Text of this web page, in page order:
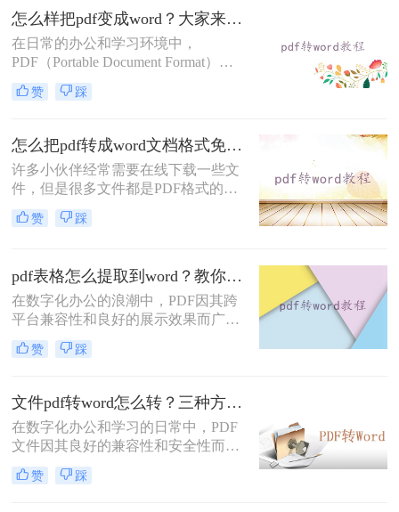
档则显得更为灵活和方便。那么PDF
怎么转Word呢？下面将详细介绍几种
将PDF转Word的方法，以帮助您更高
效地完成工作。
怎么样把pdf变成word？大家来试试这四种方法！
在日常的办公和学习环境中，
PDF（Portable Document Format）因
其跨平台兼容性和保持文档原貌的特
性而广受欢迎。然而，当我们需要对
换为Word文档便成为了一个常见的需
求。那么怎么样把pdf变成word呢？本
文将探讨几种将PDF转换成Word文档
的方法，帮助您轻松应对这一任务。
赞 踩
怎么把pdf转成word文档格式免费？这3种方法轻松转换！
许多小伙伴经常需要在线下载一些文
件，但是很多文件都是PDF格式的，
PDF格式的文件是无法拷贝编辑的，
非常不便！大家都知道，我们要修改
下面小编就教大家怎样将怎么把pdf转
成word文档格式免费的操作方法，一
起来学习pdf转word吧！
赞 踩
pdf表格怎么提取到word？教你4招轻松转换！
在数字化办公的浪潮中，PDF因其跨
平台兼容性和良好的展示效果而广泛
应用于文件传输和存档。然而，当需
要从PDF中提取表格数据并编辑时，
选。那么pdf表格怎么提取到word呢？
本文将详细介绍几种将PDF表格提取
到Word的方法，帮助您轻松应对这一
常见需求。
赞 踩
文件pdf转word怎么转？三种方法你值得掌握！
在数字化办公和学习的日常中，PDF
文件因其良好的兼容性和安全性而广
受欢迎。然而，当需要编辑或修改
PDF中的文本和表格时，Word文档因
赞 踩